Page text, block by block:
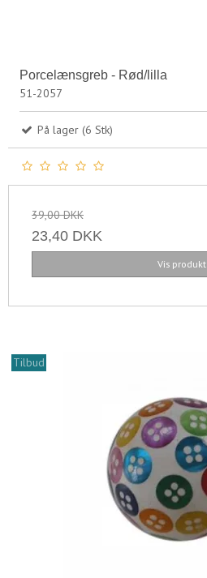
Porcelænsgreb - Rød/lilla
51-2057
På lager (6 Stk)
39,00 DKK
23,40 DKK
Vis produkt
Tilbud